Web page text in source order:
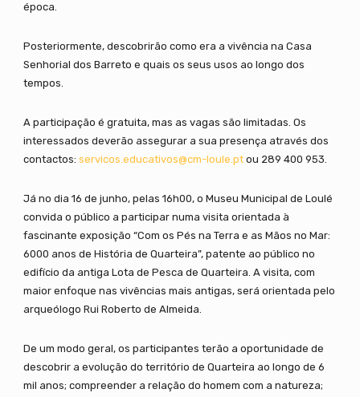
época.
Posteriormente, descobrirão como era a vivência na Casa
Senhorial dos Barreto e quais os seus usos ao longo dos
tempos.
A participação é gratuita, mas as vagas são limitadas. Os
interessados deverão assegurar a sua presença através dos
contactos: servicos.educativos@cm-loule.ptou 289 400 953.
Já no dia 16 de junho, pelas 16h00, o Museu Municipal de Loulé
convida o público a participar numa visita orientada à
fascinante exposição “Com os Pés na Terra e as Mãos no Mar:
6000 anos de História de Quarteira”, patente ao público no
edifício da antiga Lota de Pesca de Quarteira. A visita, com
maior enfoque nas vivências mais antigas, será orientada pelo
arqueólogo Rui Roberto de Almeida.
De um modo geral, os participantes terão a oportunidade de
descobrir a evolução do território de Quarteira ao longo de 6
mil anos; compreender a relação do homem com a natureza;